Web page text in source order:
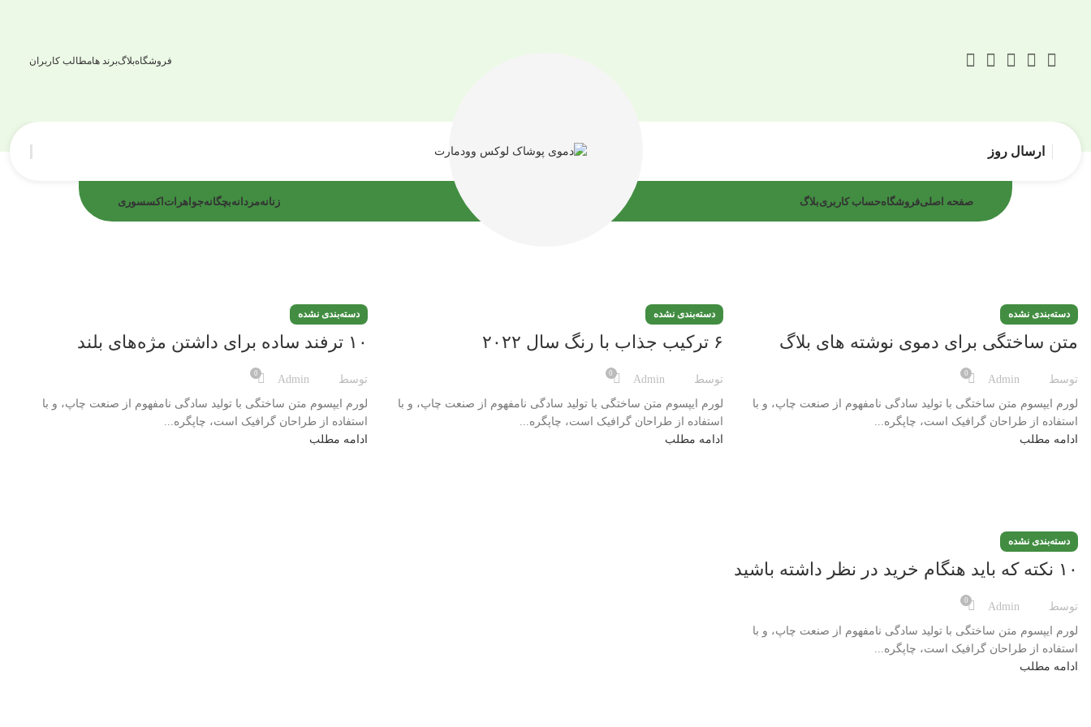
فروشگاهبلاگبرند هامطالب کاربران
ارسال روز
صفحه اصلیفروشگاهحساب کاربریبلاگ زنانهمردانهبچگانهجواهراتاکسسوری
دسته‌بندی نشده
متن ساختگی برای دموی نوشته های بلاگ
توسط Admin
0
لورم ایپسوم متن ساختگی با تولید سادگی نامفهوم از صنعت چاپ، و با
استفاده از طراحان گرافیک است، چاپگره...
ادامه مطلب
دسته‌بندی نشده
۶ ترکیب جذاب با رنگ سال ۲۰۲۲
توسط Admin
0
لورم ایپسوم متن ساختگی با تولید سادگی نامفهوم از صنعت چاپ، و با
استفاده از طراحان گرافیک است، چاپگره...
ادامه مطلب
دسته‌بندی نشده
۱۰ ترفند ساده برای داشتن مژه‌های بلند
توسط Admin
0
لورم ایپسوم متن ساختگی با تولید سادگی نامفهوم از صنعت چاپ، و با
استفاده از طراحان گرافیک است، چاپگره...
ادامه مطلب
دسته‌بندی نشده
۱۰ نکته که باید هنگام خرید در نظر داشته باشید
توسط Admin
0
لورم ایپسوم متن ساختگی با تولید سادگی نامفهوم از صنعت چاپ، و با
استفاده از طراحان گرافیک است، چاپگره...
ادامه مطلب